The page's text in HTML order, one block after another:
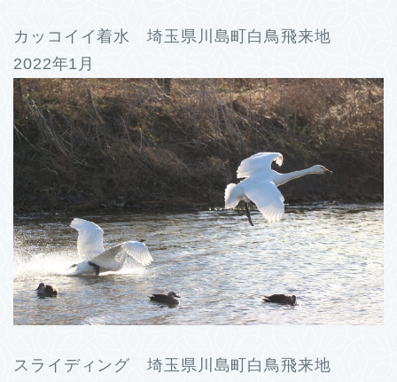
カッコイイ着水 埼玉県川島町白鳥飛来地
2022年1月
スライディング 埼玉県川島町白鳥飛来地